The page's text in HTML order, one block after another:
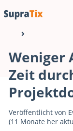
Weniger
Zeit
Veröffentlicht von
(11 Monate her